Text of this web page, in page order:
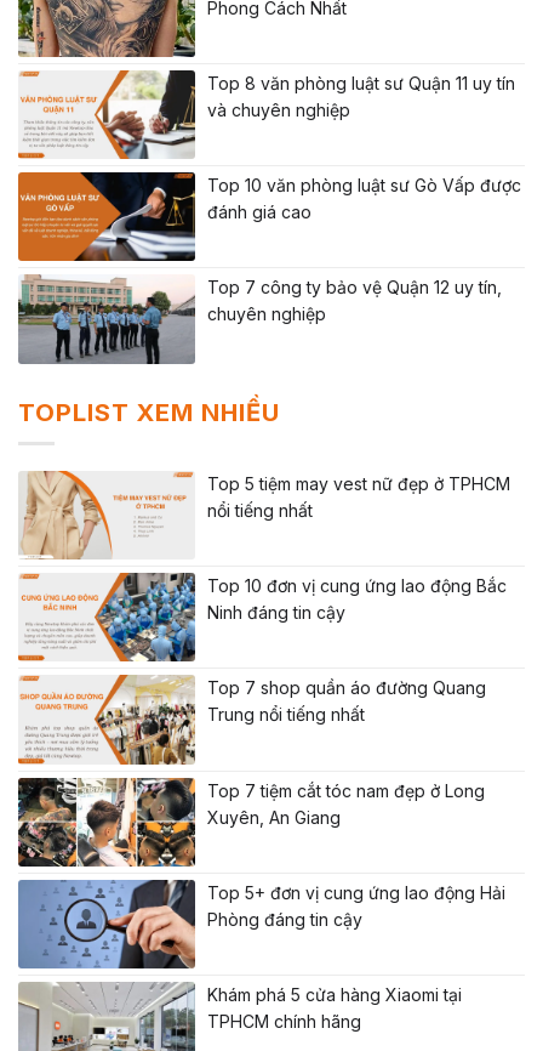
Phong Cách Nhất
Top 8 văn phòng luật sư Quận 11 uy tín
và chuyên nghiệp
Top 10 văn phòng luật sư Gò Vấp được
đánh giá cao
Top 7 công ty bảo vệ Quận 12 uy tín,
chuyên nghiệp
TOPLIST XEM NHIỀU
Top 5 tiệm may vest nữ đẹp ở TPHCM
nổi tiếng nhất
Top 10 đơn vị cung ứng lao động Bắc
Ninh đáng tin cậy
Top 7 shop quần áo đường Quang
Trung nổi tiếng nhất
Top 7 tiệm cắt tóc nam đẹp ở Long
Xuyên, An Giang
Top 5+ đơn vị cung ứng lao động Hải
Phòng đáng tin cậy
Khám phá 5 cửa hàng Xiaomi tại
TPHCM chính hãng